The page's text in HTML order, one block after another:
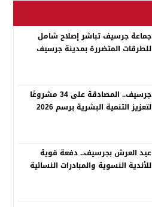
جماعة جرسيف تباشر إصلاح شامل
للطرقات المتضررة بمدينة جرسيف
جرسيف.. المصادقة على 34 مشروعًا
لتعزيز التنمية البشرية برسم 2026
عيد العرش بجرسيف.. دفعة قوية
للأندية النسوية والمبادرات النسائية